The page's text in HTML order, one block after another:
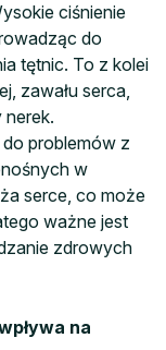
ciśnienie
do
tętnic. To z kolei
zawału serca,
nerek.
problemów z
w
serce, co może
ważne jest
zdrowych
na